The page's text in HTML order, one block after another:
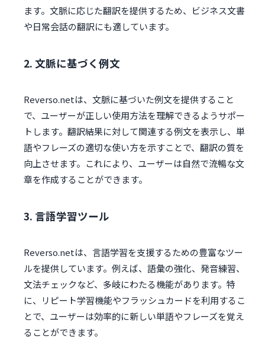
ます。文脈に応じた翻訳を提供するため、ビジネス文書
や日常会話の翻訳にも適しています。
2. 文脈に基づく例文
Reverso.netは、文脈に基づいた例文を提供すること
で、ユーザーが正しい使用方法を理解できるようサポー
トします。翻訳結果に対して関連する例文を表示し、単
語やフレーズの適切な使い方を示すことで、翻訳の質を
向上させます。これにより、ユーザーは自然で流暢な文
章を作成することができます。
3. 言語学習ツール
Reverso.netは、言語学習を支援するための豊富なツー
ルを提供しています。例えば、語彙の強化、発音練習、
文法チェックなど、多岐にわたる機能があります。特
に、リピート学習機能やフラッシュカードを利用するこ
とで、ユーザーは効率的に新しい単語やフレーズを覚え
ることができます。